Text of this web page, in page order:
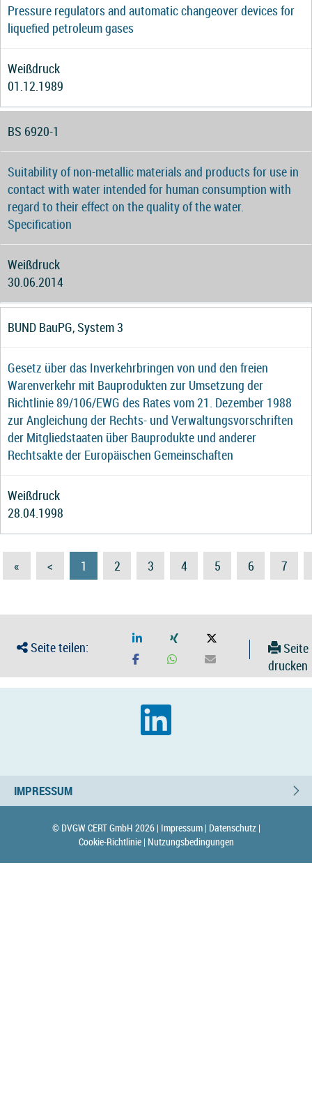
Pressure regulators and automatic changeover devices for
liquefied petroleum gases
Weißdruck
01.12.1989
BS 6920-1
Suitability of non-metallic materials and products for use in
contact with water intended for human consumption with
regard to their effect on the quality of the water.
Specification
Weißdruck
30.06.2014
BUND BauPG, System 3
Gesetz über das Inverkehrbringen von und den freien
Warenverkehr mit Bauprodukten zur Umsetzung der
Richtlinie 89/106/EWG des Rates vom 21. Dezember 1988
zur Angleichung der Rechts- und Verwaltungsvorschriften
der Mitgliedstaaten über Bauprodukte und anderer
Rechtsakte der Europäischen Gemeinschaften
Weißdruck
28.04.1998
« < 1 2 3 4 5 6 7
Seite teilen:
Seite
drucken
IMPRESSUM
© DVGW CERT GmbH 2026 | Impressum | Datenschutz |
Cookie-Richtlinie | Nutzungsbedingungen